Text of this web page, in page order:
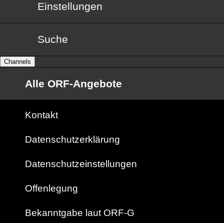
Einstellungen
Suche
Channels
Alle ORF-Angebote
Kontakt
Datenschutzerklärung
Datenschutzeinstellungen
Offenlegung
Bekanntgabe laut ORF-G